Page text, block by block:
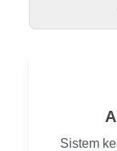
Sistem